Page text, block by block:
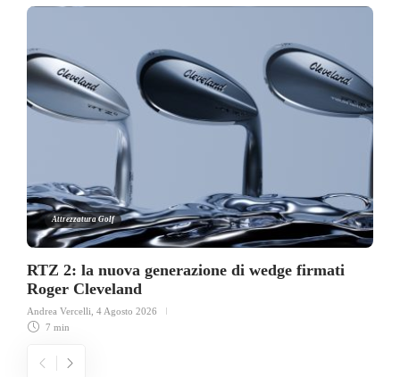
Attrezzatura Golf
RTZ 2: la nuova generazione di wedge firmati
Roger Cleveland
Andrea Vercelli 4 Agosto 2026
7 min